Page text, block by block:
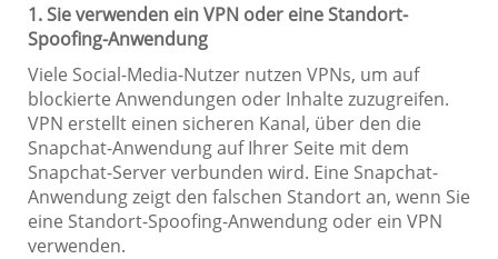
1. Sie verwenden ein VPN oder eine Standort-
Spoofing-Anwendung
Viele Social-Media-Nutzer nutzen VPNs, um auf
blockierte Anwendungen oder Inhalte zuzugreifen.
VPN erstellt einen sicheren Kanal, über den die
Snapchat-Anwendung auf Ihrer Seite mit dem
Snapchat-Server verbunden wird. Eine Snapchat-
Anwendung zeigt den falschen Standort an, wenn Sie
eine Standort-Spoofing-Anwendung oder ein VPN
verwenden.